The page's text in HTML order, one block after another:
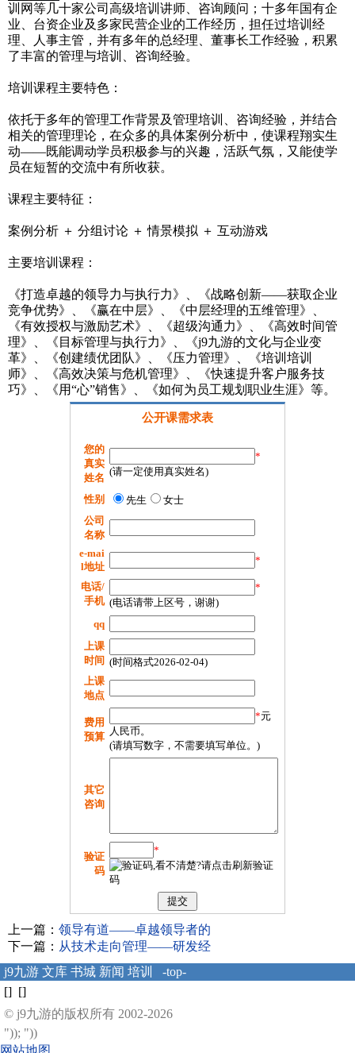
训网等几十家公司高级培训讲师、咨询顾问；十多年国有企
业、台资企业及多家民营企业的工作经历，担任过培训经
理、人事主管，并有多年的总经理、董事长工作经验，积累
了丰富的管理与培训、咨询经验。
培训课程主要特色：
依托于多年的管理工作背景及管理培训、咨询经验，并结合
相关的管理理论，在众多的具体案例分析中，使课程翔实生
动——既能调动学员积极参与的兴趣，活跃气氛，又能使学
员在短暂的交流中有所收获。
课程主要特征：
案例分析 ＋ 分组讨论 ＋ 情景模拟 ＋ 互动游戏
主要培训课程：
《打造卓越的领导力与执行力》、《战略创新——获取企业
竞争优势》、《赢在中层》、《中层经理的五维管理》、
《有效授权与激励艺术》、《超级沟通力》、《高效时间管
理》、《目标管理与执行力》、《j9九游的文化与企业变
革》、《创建绩优团队》、《压力管理》、《培训培训
师》、《高效决策与危机管理》、《快速提升客户服务技
巧》、《用“心”销售》、《如何为员工规划职业生涯》等。
公开课需求表
您的
真实
姓名
*
(请一定使用真实姓名)
性别 先生
女士
公司
名称
e-mai
l地址
*
电话/
手机
*
(电话请带上区号，谢谢)
qq
上课
时间 (时间格式2026-02-04)
上课
地点
费用
预算
*元
人民币。
(请填写数字，不需要填写单位。)
其它
咨询
验证
码
*
上一篇： 领导有道——卓越领导者的
下一篇： 从技术走向管理——研发经
j9九游 文库 书城 新闻 培训
-top-
[] []
© j9九游的版权所有 2002-2026
")); "))
网站地图